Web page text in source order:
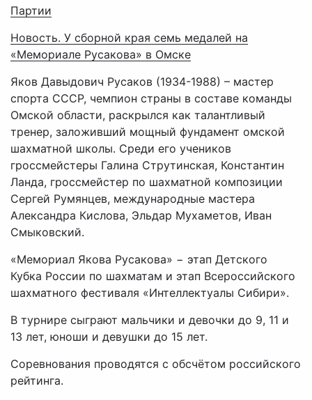
Партии
Новость. У сборной края семь медалей на
«Мемориале Русакова» в Омске
Яков Давыдович Русаков (1934-1988) – мастер
спорта СССР, чемпион страны в составе команды
Омской области, раскрылся как талантливый
тренер, заложивший мощный фундамент омской
шахматной школы. Среди его учеников
гроссмейстеры Галина Струтинская, Константин
Ланда, гроссмейстер по шахматной композиции
Сергей Румянцев, международные мастера
Александра Кислова, Эльдар Мухаметов, Иван
Смыковский.
«Мемориал Якова Русакова» − этап Детского
Кубка России по шахматам и этап Всероссийского
шахматного фестиваля «Интеллектуалы Сибири».
В турнире сыграют мальчики и девочки до 9, 11 и
13 лет, юноши и девушки до 15 лет.
Соревнования проводятся с обсчётом российского
рейтинга.